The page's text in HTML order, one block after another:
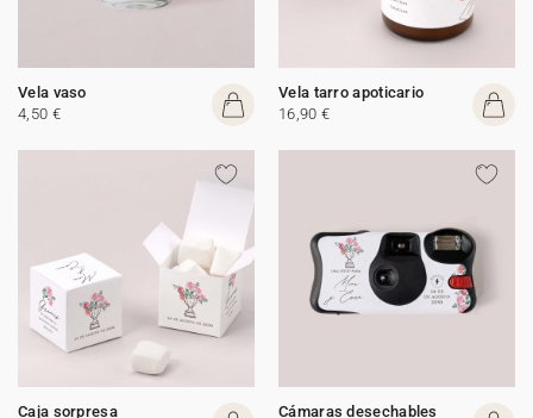
Vela vaso
4,50 €
Vela tarro apoticario
16,90 €
Caja sorpresa
Cámaras desechables